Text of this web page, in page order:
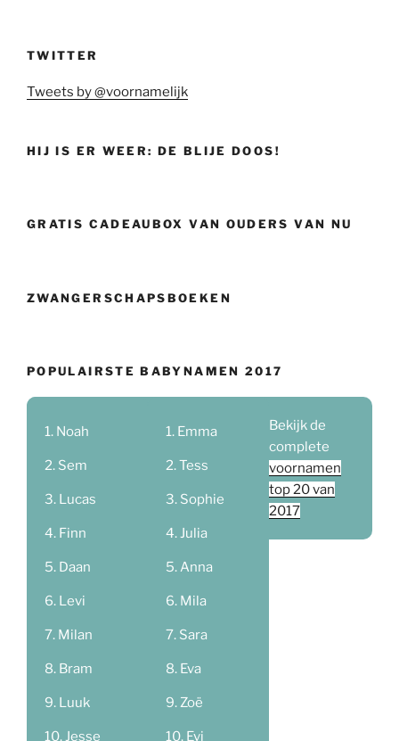
TWITTER
Tweets by @voornamelijk
HIJ IS ER WEER: DE BLIJE DOOS!
GRATIS CADEAUBOX VAN OUDERS VAN NU
ZWANGERSCHAPSBOEKEN
POPULAIRSTE BABYNAMEN 2017
Noah
Sem
Lucas
Finn
Daan
Levi
Milan
Bram
Luuk
Jesse
Emma
Tess
Sophie
Julia
Anna
Mila
Sara
Eva
Zoë
Evi
Bekijk de
complete
voornamen
top 20 van
2017